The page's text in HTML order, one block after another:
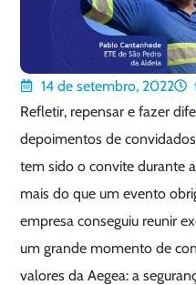
14 de setembro, 2022
Refletir, repensar e fazer
depoimentos de
tem sido o convite durante
mais do que um evento
empresa conseguiu reunir
um grande momento de
valores da Aegea: a